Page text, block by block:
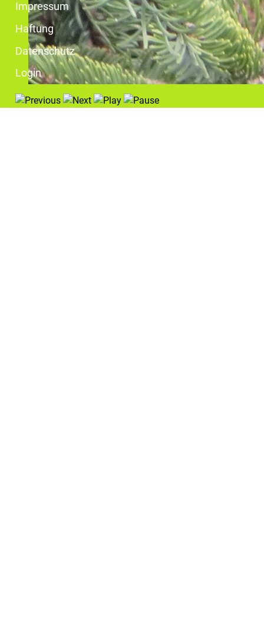
Impressum
Haftung
Datenschutz
Login